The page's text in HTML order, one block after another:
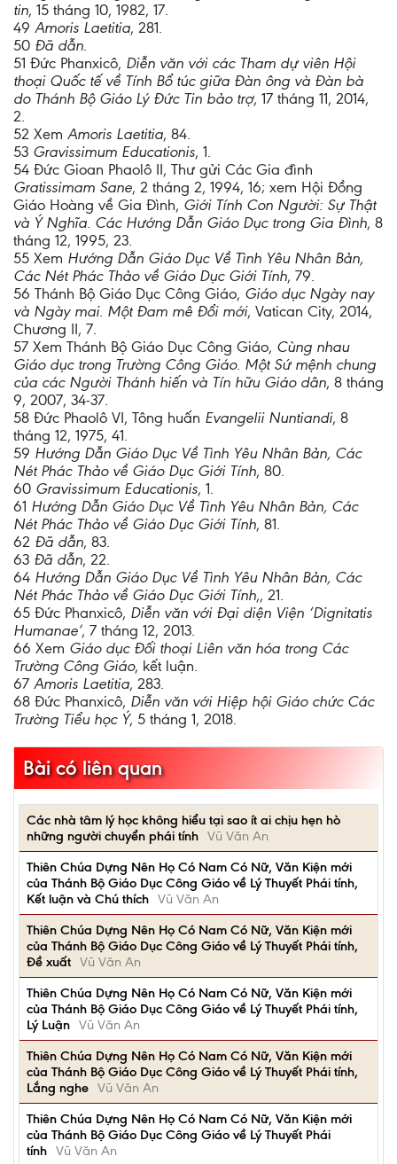
tin, 15 tháng 10, 1982, 17.
49 Amoris Laetitia, 281.
50 Đã dẫn.
51 Đức Phanxicô, Diễn văn với các Tham dự viên Hội
thoại Quốc tế về Tính Bổ túc giữa Đàn ông và Đàn bà
do Thánh Bộ Giáo Lý Đức Tin bảo trợ, 17 tháng 11, 2014,
2.
52 Xem Amoris Laetitia, 84.
53 Gravissimum Educationis, 1.
54 Đức Gioan Phaolô II, Thư gửi Các Gia đình
Gratissimam Sane, 2 tháng 2, 1994, 16; xem Hội Đồng
Giáo Hoàng về Gia Đình, Giới Tính Con Người: Sự Thật
và Ý Nghĩa. Các Hướng Dẫn Giáo Dục trong Gia Đình, 8
tháng 12, 1995, 23.
55 Xem Hướng Dẫn Giáo Dục Về Tình Yêu Nhân Bản,
Các Nét Phác Thảo về Giáo Dục Giới Tính, 79.
56 Thánh Bộ Giáo Dục Công Giáo, Giáo dục Ngày nay
và Ngày mai. Một Đam mê Đổi mới, Vatican City, 2014,
Chương II, 7.
57 Xem Thánh Bộ Giáo Dục Công Giáo, Cùng nhau
Giáo dục trong Trường Công Giáo. Một Sứ mệnh chung
của các Người Thánh hiến và Tín hữu Giáo dân, 8 tháng
9, 2007, 34-37.
58 Đức Phaolô VI, Tông huấn Evangelii Nuntiandi, 8
tháng 12, 1975, 41.
59 Hướng Dẫn Giáo Dục Về Tình Yêu Nhân Bản, Các
Nét Phác Thảo về Giáo Dục Giới Tính, 80.
60 Gravissimum Educationis, 1.
61 Hướng Dẫn Giáo Dục Về Tình Yêu Nhân Bản, Các
Nét Phác Thảo về Giáo Dục Giới Tính, 81.
62 Đã dẫn, 83.
63 Đã dẫn, 22.
64 Hướng Dẫn Giáo Dục Về Tình Yêu Nhân Bản, Các
Nét Phác Thảo về Giáo Dục Giới Tính,, 21.
65 Đức Phanxicô, Diễn văn với Đại diện Viện ‘Dignitatis
Humanae’, 7 tháng 12, 2013.
66 Xem Giáo dục Đối thoại Liên văn hóa trong Các
Trường Công Giáo, kết luận.
67 Amoris Laetitia, 283.
68 Đức Phanxicô, Diễn văn với Hiệp hội Giáo chức Các
Trường Tiểu học Ý, 5 tháng 1, 2018.
Bài có liên quan
Các nhà tâm lý học không hiểu tại sao ít ai chịu hẹn hò
những người chuyển phái tính Vũ Văn An
Thiên Chúa Dựng Nên Họ Có Nam Có Nữ, Văn Kiện mới
của Thánh Bộ Giáo Dục Công Giáo về Lý Thuyết Phái tính,
Kết luận và Chú thích Vũ Văn An
Thiên Chúa Dựng Nên Họ Có Nam Có Nữ, Văn Kiện mới
của Thánh Bộ Giáo Dục Công Giáo về Lý Thuyết Phái tính,
Đề xuất Vũ Văn An
Thiên Chúa Dựng Nên Họ Có Nam Có Nữ, Văn Kiện mới
của Thánh Bộ Giáo Dục Công Giáo về Lý Thuyết Phái tính,
Lý Luận Vũ Văn An
Thiên Chúa Dựng Nên Họ Có Nam Có Nữ, Văn Kiện mới
của Thánh Bộ Giáo Dục Công Giáo về Lý Thuyết Phái tính,
Lắng nghe Vũ Văn An
Thiên Chúa Dựng Nên Họ Có Nam Có Nữ, Văn Kiện mới
của Thánh Bộ Giáo Dục Công Giáo về Lý Thuyết Phái
tính Vũ Văn An